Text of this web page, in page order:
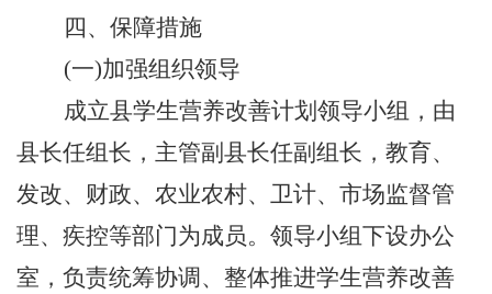
四、保障措施
(一)加强组织领导
成立县学生营养改善计划领导小组，由
县长任组长，主管副县长任副组长，教育、
发改、财政、农业农村、卫计、市场监督管
理、疾控等部门为成员。领导小组下设办公
室，负责统筹协调、整体推进学生营养改善